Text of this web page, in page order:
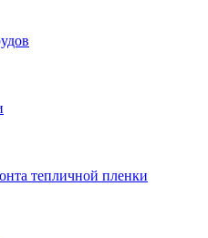
тепличной пленки